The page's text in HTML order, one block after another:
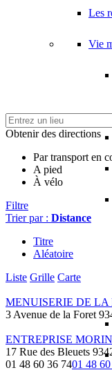
Les
Vie
Obtenir des directions
Par transport en
A pied
À vélo
Filtre
Trier par : Distance
Titre
Aléatoire
Liste Grille Carte
MENUISERIE DE LA
3 Avenue de la Foret
ENTREPRISE
17 Rue des Bleuets
01 48 60 36 7401 48